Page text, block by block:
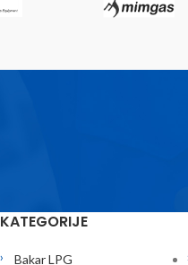
KATEGORIJE
Bakar LPG